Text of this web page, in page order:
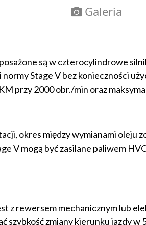
Galeria
są w czterocylindrowe
normy Stage V bez konieczności
przy 2000 obr./min oraz
okres między wymianami oleju
V mogą być zasilane paliwem
z rewersem mechanicznym lub
szybkość zmiany kierunku jazdy w